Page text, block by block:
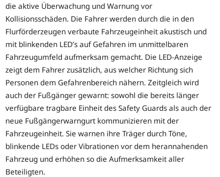
die aktive Überwachung und Warnung vor
Kollisionsschäden. Die Fahrer werden durch die in den
Flurförderzeugen verbaute Fahrzeugeinheit akustisch und
mit blinkenden LED’s auf Gefahren im unmittelbaren
Fahrzeugumfeld aufmerksam gemacht. Die LED-Anzeige
zeigt dem Fahrer zusätzlich, aus welcher Richtung sich
Personen dem Gefahrenbereich nähern. Zeitgleich wird
auch der Fußgänger gewarnt: sowohl die bereits länger
verfügbare tragbare Einheit des Safety Guards als auch der
neue Fußgängerwarngurt kommunizieren mit der
Fahrzeugeinheit. Sie warnen ihre Träger durch Töne,
blinkende LEDs oder Vibrationen vor dem herannahenden
Fahrzeug und erhöhen so die Aufmerksamkeit aller
Beteiligten.